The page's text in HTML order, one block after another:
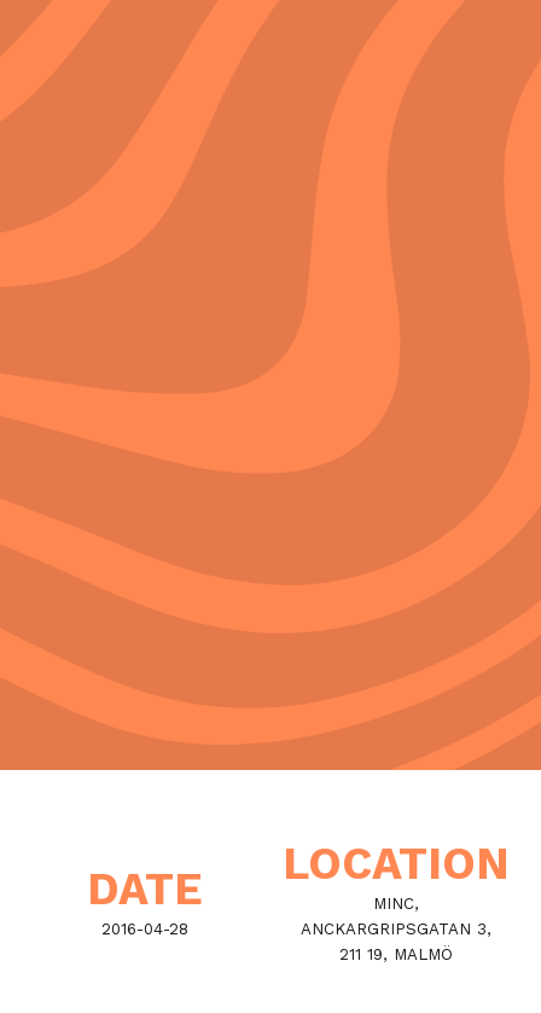
DATE
2016-04-28
LOCATION
MINC,
ANCKARGRIPSGATAN 3,
211 19, MALMÖ